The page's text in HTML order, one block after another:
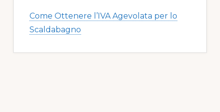
Come Ottenere l’IVA Agevolata per lo
Scaldabagno